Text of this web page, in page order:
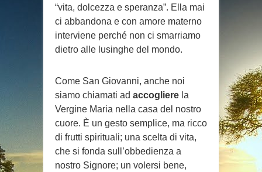
“vita, dolcezza e speranza”. Ella mai
ci abbandona e con amore materno
interviene perché non ci smarriamo
dietro alle lusinghe del mondo.
Come San Giovanni, anche noi
siamo chiamati ad accogliere la
Vergine Maria nella casa del nostro
cuore. È un gesto semplice, ma ricco
di frutti spirituali; una scelta di vita,
che si fonda sull’obbedienza a
nostro Signore; un volersi bene,